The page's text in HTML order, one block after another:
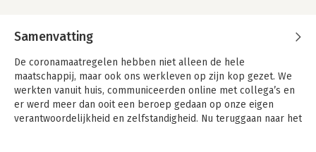
Samenvatting
De coronamaatregelen hebben niet alleen de hele
maatschappij, maar ook ons werkleven op zijn kop gezet. We
werkten vanuit huis, communiceerden online met collega’s en
er werd meer dan ooit een beroep gedaan op onze eigen
verantwoordelijkheid en zelfstandigheid. Nu teruggaan naar het